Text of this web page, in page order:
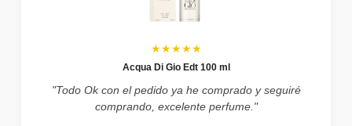
★★★★★
Acqua Di Gio Edt 100 ml
"Todo Ok con el pedido ya he comprado y seguiré
comprando, excelente perfume."